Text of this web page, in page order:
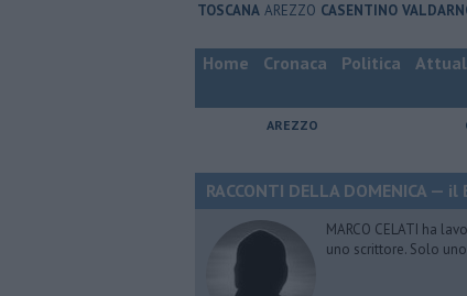
TOSCANA AREZZO CASENTINO
Home Cronaca Politica
AREZZO
RACCONTI DELLA DOMENICA —
MARCO CELATI ha
uno scrittore. Solo